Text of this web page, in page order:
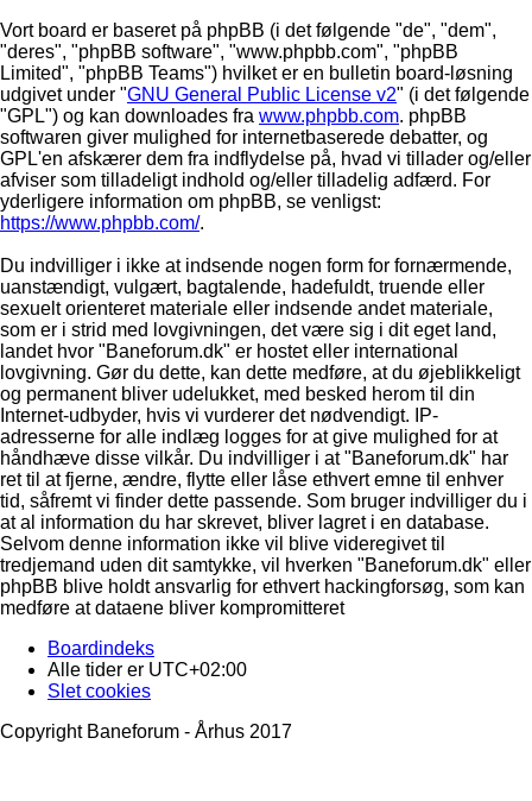
Vort board er baseret på phpBB (i det følgende "de", "dem",
"deres", "phpBB software", "www.phpbb.com", "phpBB
Limited", "phpBB Teams") hvilket er en bulletin board-løsning
udgivet under "GNU General Public License v2" (i det følgende
"GPL") og kan downloades fra www.phpbb.com. phpBB
softwaren giver mulighed for internetbaserede debatter, og
GPL'en afskærer dem fra indflydelse på, hvad vi tillader og/eller
afviser som tilladeligt indhold og/eller tilladelig adfærd. For
yderligere information om phpBB, se venligst:
https://www.phpbb.com/.
Du indvilliger i ikke at indsende nogen form for fornærmende,
uanstændigt, vulgært, bagtalende, hadefuldt, truende eller
sexuelt orienteret materiale eller indsende andet materiale,
som er i strid med lovgivningen, det være sig i dit eget land,
landet hvor "Baneforum.dk" er hostet eller international
lovgivning. Gør du dette, kan dette medføre, at du øjeblikkeligt
og permanent bliver udelukket, med besked herom til din
Internet-udbyder, hvis vi vurderer det nødvendigt. IP-
adresserne for alle indlæg logges for at give mulighed for at
håndhæve disse vilkår. Du indvilliger i at "Baneforum.dk" har
ret til at fjerne, ændre, flytte eller låse ethvert emne til enhver
tid, såfremt vi finder dette passende. Som bruger indvilliger du i
at al information du har skrevet, bliver lagret i en database.
Selvom denne information ikke vil blive videregivet til
tredjemand uden dit samtykke, vil hverken "Baneforum.dk" eller
phpBB blive holdt ansvarlig for ethvert hackingforsøg, som kan
medføre at dataene bliver kompromitteret
Boardindeks
Alle tider er UTC+02:00
Slet cookies
Copyright Baneforum - Århus 2017